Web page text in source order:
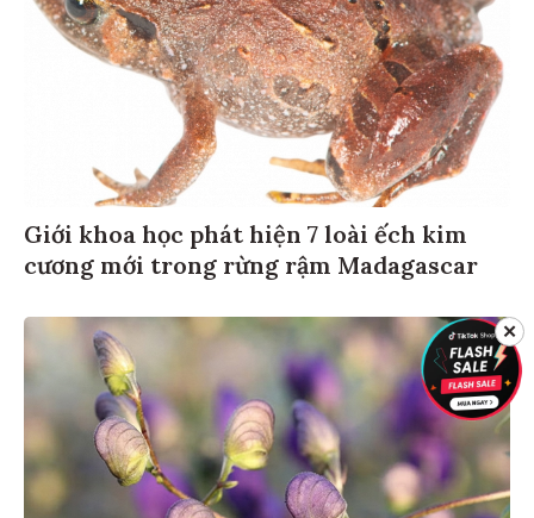
Giới khoa học phát hiện 7 loài ếch kim
cương mới trong rừng rậm Madagascar
✕